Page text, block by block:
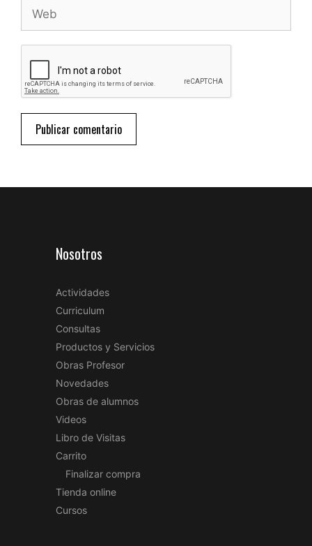
Nosotros
Actividades
Curriculum
Consultas
Productos y Servicios
Obras Profesor
Novedades
Obras de alumnos
Videos
Libro de Visitas
Carrito
Finalizar compra
Tienda online
Cursos